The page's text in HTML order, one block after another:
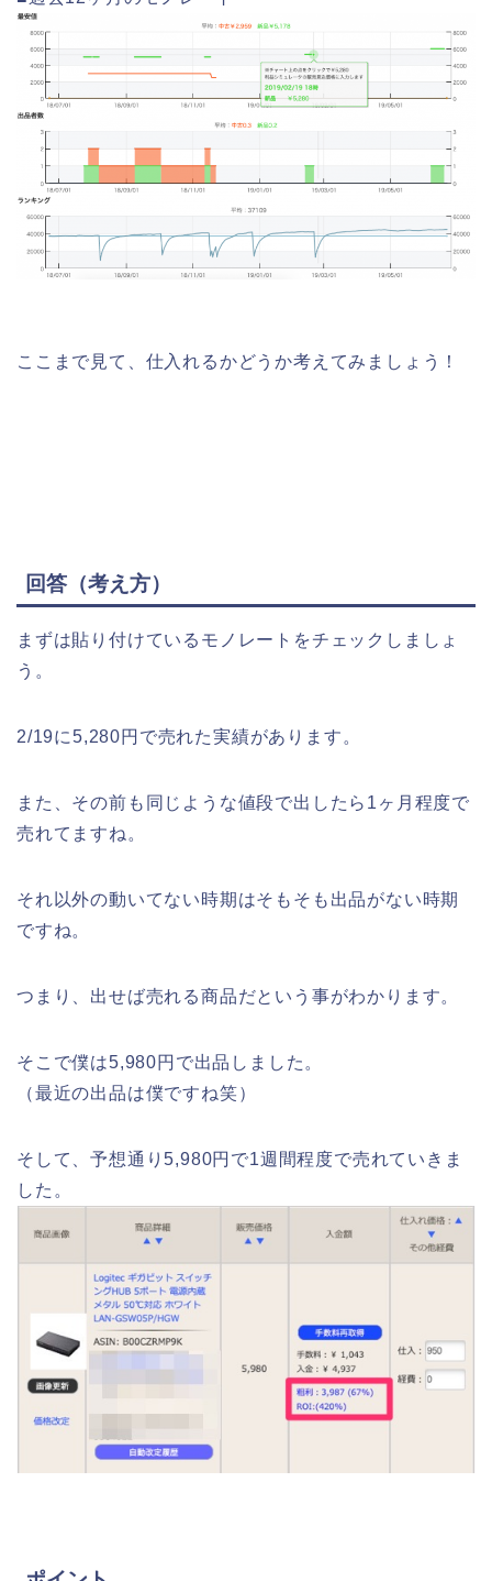
ここまで見て、仕入れるかどうか考えてみましょう！
回答（考え方）
まずは貼り付けているモノレートをチェックしましょ
う。
2/19に5,280円で売れた実績があります。
また、その前も同じような値段で出したら1ヶ月程度で
売れてますね。
それ以外の動いてない時期はそもそも出品がない時期
ですね。
つまり、出せば売れる商品だという事がわかります。
そこで僕は5,980円で出品しました。
（最近の出品は僕ですね笑）
そして、予想通り5,980円で1週間程度で売れていきま
した。